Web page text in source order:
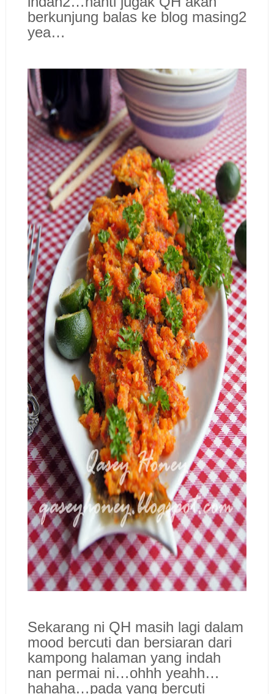
berkunjung balas ke blog masing2
yea…
Sekarang ni QH masih lagi dalam
mood bercuti dan bersiaran dari
kampong halaman yang indah
nan permai ni…ohhh yeahh…
hahaha…pada yang bercuti